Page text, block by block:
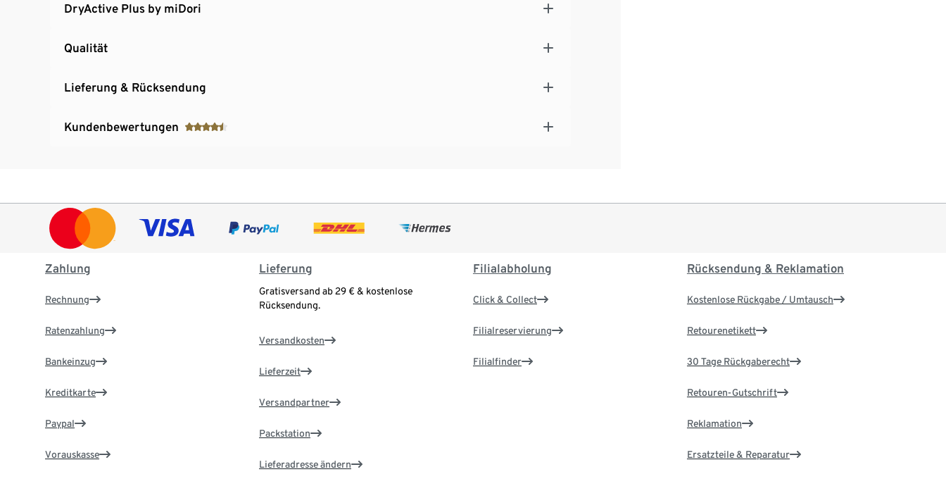
DryActive Plus by miDori
Qualität
Lieferung & Rücksendung
Kundenbewertungen
Zahlung
Rechnung
Ratenzahlung
Bankeinzug
Kreditkarte
Paypal
Vorauskasse
Lieferung
Gratisversand ab 29 € & kostenlose
Rücksendung.
Versandkosten
Lieferzeit
Versandpartner
Packstation
Lieferadresse ändern
Filialabholung
Click & Collect
Filialreservierung
Filialfinder
Rücksendung & Reklamation
Kostenlose Rückgabe / Umtausch
Retourenetikett
30 Tage Rückgaberecht
Retouren-Gutschrift
Reklamation
Ersatzteile & Reparatur